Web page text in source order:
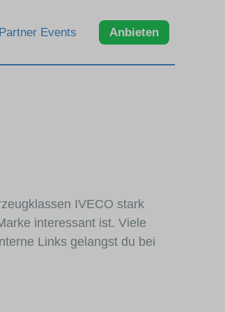
Partner Events Anbieten
IVECO stark
interessant ist. Viele
Links gelangst du bei